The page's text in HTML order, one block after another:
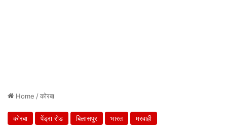
Home /कोरबा
कोरबा पेंड्रा रोड बिलासपुर भारत मरवाही